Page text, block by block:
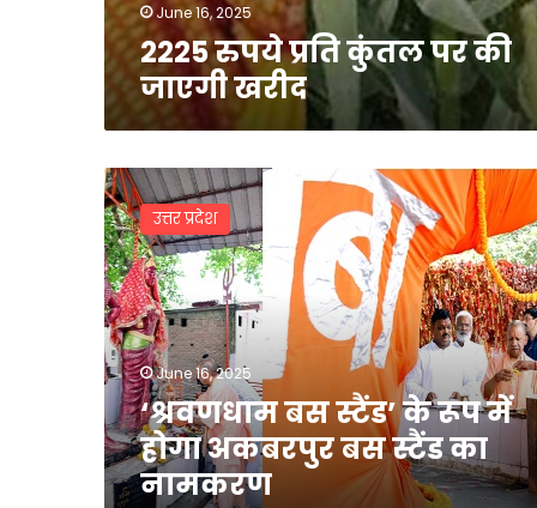
June 16, 2025
2225 रुपये प्रति कुंतल पर की
जाएगी खरीद
‘श्रवणधाम
बस
स्टैंड’
के
रूप
में
होगा
अकबरपुर
बस
स्टैंड
का
नामकरण
उत्तर प्रदेश
June 16, 2025
‘श्रवणधाम बस स्टैंड’ के रूप में
होगा अकबरपुर बस स्टैंड का
नामकरण